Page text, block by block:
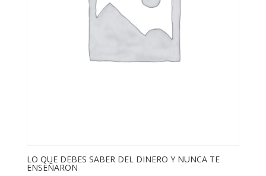
LO QUE DEBES SABER DEL DINERO Y NUNCA TE
ENSEÑARON